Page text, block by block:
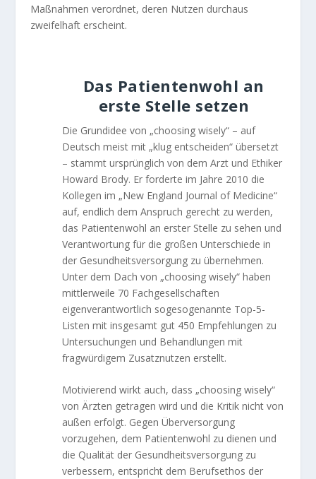
Maßnahmen verordnet, deren Nutzen durchaus
zweifelhaft erscheint.
Das Patientenwohl an
erste Stelle setzen
Die Grundidee von „choosing wisely“ – auf
Deutsch meist mit „klug entscheiden“ übersetzt
– stammt ursprünglich von dem Arzt und Ethiker
Howard Brody. Er forderte im Jahre 2010 die
Kollegen im „New England Journal of Medicine“
auf, endlich dem Anspruch gerecht zu werden,
das Patientenwohl an erster Stelle zu sehen und
Verantwortung für die großen Unterschiede in
der Gesundheitsversorgung zu übernehmen.
Unter dem Dach von „choosing wisely“ haben
mittlerweile 70 Fachgesellschaften
eigenverantwortlich sogesogenannte Top-5-
Listen mit insgesamt gut 450 Empfehlungen zu
Untersuchungen und Behandlungen mit
fragwürdigem Zusatznutzen erstellt.
Motivierend wirkt auch, dass „choosing wisely“
von Ärzten getragen wird und die Kritik nicht von
außen erfolgt. Gegen Überversorgung
vorzugehen, dem Patientenwohl zu dienen und
die Qualität der Gesundheitsversorgung zu
verbessern, entspricht dem Berufsethos der